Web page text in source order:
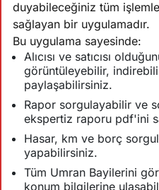
duyabileceğiniz tüm
sağlayan bir uygulamadır.
Bu uygulama sayesinde:
Alıcısı ve satıcısı
görüntüleyebilir,
paylaşabilirsiniz.
Rapor sorgulayabilir ve
ekspertiz raporu pdf'ini
Hasar, km ve borç
yapabilirsiniz.
Tüm Umran Bayilerini
konum bilgilerine